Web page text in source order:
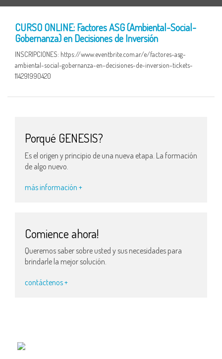
22 JUL
CURSO ONLINE: Factores ASG (Ambiental-Social-
Gobernanza) en Decisiones de Inversión
INSCRIPCIONES: https://www.eventbrite.com.ar/e/factores-asg-
ambiental-social-gobernanza-en-decisiones-de-inversion-tickets-
114291990420
Porqué GENESIS?
Es el origen y principio de una nueva etapa. La formación
de algo nuevo.
más información +
Comience ahora!
Queremos saber sobre usted y sus necesidades para
brindarle la mejor solución.
contáctenos +